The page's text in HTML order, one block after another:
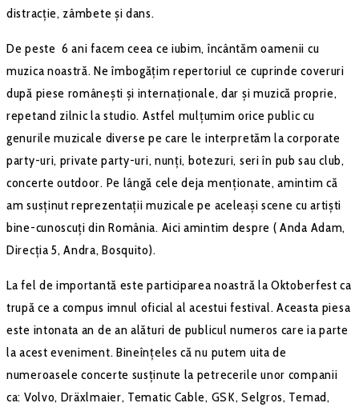
distracție, zâmbete și dans.
De peste 6 ani facem ceea ce iubim, încântăm oamenii cu
muzica noastră. Ne îmbogățim repertoriul ce cuprinde coveruri
după piese românești și internaționale, dar și muzică proprie,
repetand zilnic la studio. Astfel mulțumim orice public cu
genurile muzicale diverse pe care le interpretăm la corporate
party-uri, private party-uri, nunți, botezuri, seri în pub sau club,
concerte outdoor. Pe lângă cele deja menționate, amintim că
am susținut reprezentații muzicale pe aceleași scene cu artiști
bine-cunoscuți din România. Aici amintim despre ( Anda Adam,
Direcția 5, Andra, Bosquito).
La fel de importantă este participarea noastră la Oktoberfest ca
trupă ce a compus imnul oficial al acestui festival. Aceasta piesa
este intonata an de an alături de publicul numeros care ia parte
la acest eveniment. Bineînțeles că nu putem uita de
numeroasele concerte susținute la petrecerile unor companii
ca: Volvo, Dräxlmaier, Tematic Cable, GSK, Selgros, Temad,